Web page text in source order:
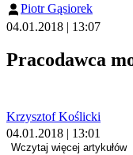
Piotr Gąsiorek
04.01.2018 | 13:07
Pracodawca
Krzysztof Koślicki
04.01.2018 | 13:01
Wczytaj więcej artykułów